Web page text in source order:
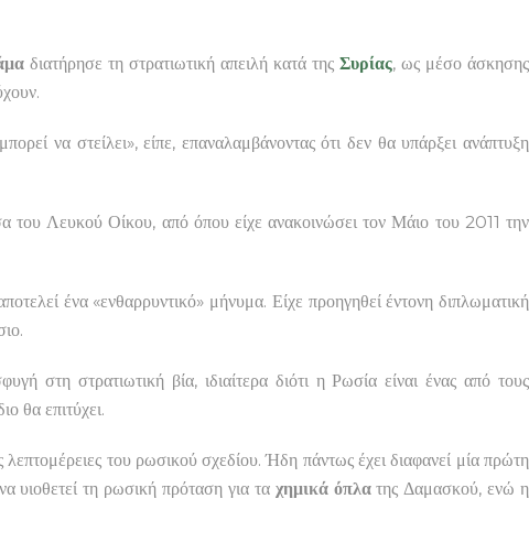
διατήρησε τη στρατιωτική απειλή κατά τηςΣυρίας, ως μέσο άσκησης
να στείλει», είπε, επαναλαμβάνοντας ότι δεν θα υπάρξει ανάπτυξη
του Λευκού Οίκου, από όπου είχε ανακοινώσει τον Μάιο του 2011 την
ένα «ενθαρρυντικό» μήνυμα. Είχε προηγηθεί έντονη διπλωματική
στη στρατιωτική βία, ιδιαίτερα διότι η Ρωσία είναι ένας από τους
θα επιτύχει.
του ρωσικού σχεδίου. Ήδη πάντως έχει διαφανεί μία πρώτη
τη ρωσική πρόταση για τα χημικά όπλατης Δαμασκού, ενώ η